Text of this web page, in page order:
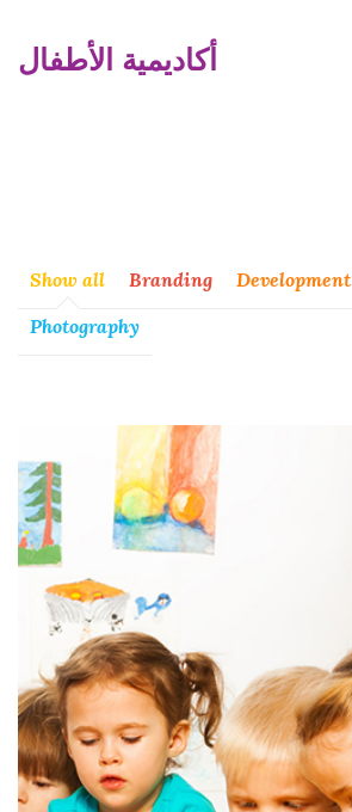
أكاديمية الأطفال
Show all Branding Development
Photography